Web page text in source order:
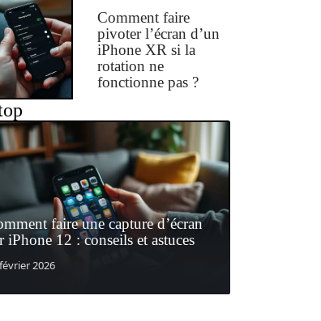
Comment faire
pivoter l’écran d’un
iPhone XR si la
rotation ne
fonctionne pas ?
faire une capture d’écran
iPhone 12 : conseils et astuces
2026